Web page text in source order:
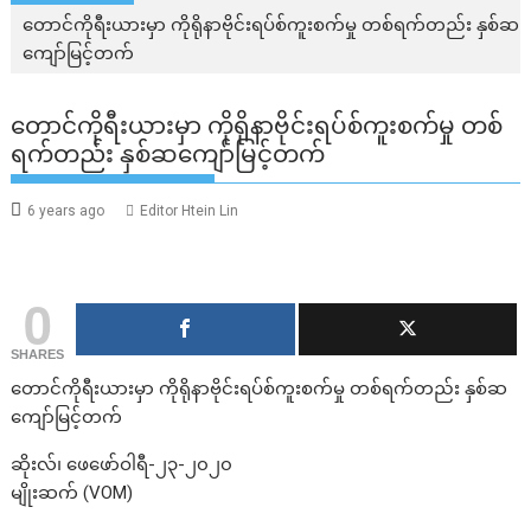
တောင်ကိုရီးယားမှာ ကိုရိုနာဗိုင်းရပ်စ်ကူးစက်မှု တစ်ရက်တည်း နှစ်ဆ
ကျော်မြင့်တက်
တောင်ကိုရီးယားမှာ ကိုရိုနာဗိုင်းရပ်စ်ကူးစက်မှု တစ်
ရက်တည်း နှစ်ဆကျော်မြင့်တက်
6 years ago Editor Htein Lin
0
SHARES
တောင်ကိုရီးယားမှာ ကိုရိုနာဗိုင်းရပ်စ်ကူးစက်မှု တစ်ရက်တည်း နှစ်ဆ
ကျော်မြင့်တက်
ဆိုးလ်၊ ဖေဖော်ဝါရီ-၂၃-၂၀၂၀
မျိုးဆက် (VOM)